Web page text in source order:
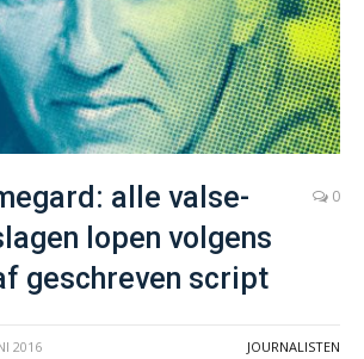
alle valse-
lopen volgens
geschreven script
0
2016 JOURNALISTEN